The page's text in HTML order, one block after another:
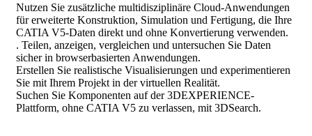
Nutzen Sie zusätzliche multidisziplinäre Cloud-Anwendungen
für erweiterte Konstruktion, Simulation und Fertigung, die Ihre
CATIA V5-Daten direkt und ohne Konvertierung verwenden.
. Teilen, anzeigen, vergleichen und untersuchen Sie Daten
sicher in browserbasierten Anwendungen.
Erstellen Sie realistische Visualisierungen und experimentieren
Sie mit Ihrem Projekt in der virtuellen Realität.
Suchen Sie Komponenten auf der 3DEXPERIENCE-
Plattform, ohne CATIA V5 zu verlassen, mit 3DSearch.